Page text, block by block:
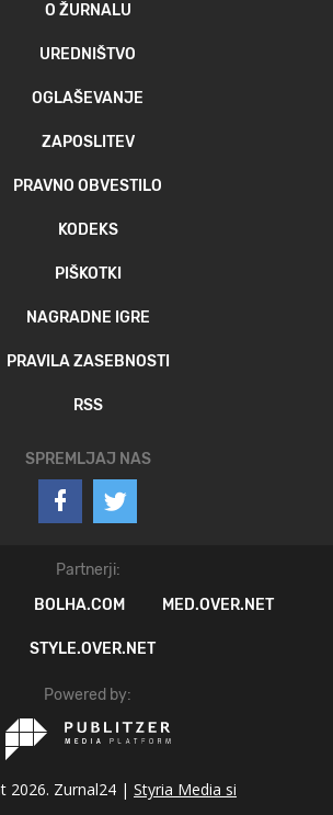
O ŽURNALU
UREDNIŠTVO
OGLAŠEVANJE
ZAPOSLITEV
PRAVNO OBVESTILO
KODEKS
PIŠKOTKI
NAGRADNE IGRE
PRAVILA ZASEBNOSTI
RSS
SPREMLJAJ NAS
Partnerji:
BOLHA.COM MED.OVER.NET
STYLE.OVER.NET
Powered by:
2026. Zurnal24 | Styria Media si